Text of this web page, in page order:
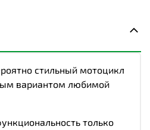
стильный мотоцикл
вариантом любимой
только